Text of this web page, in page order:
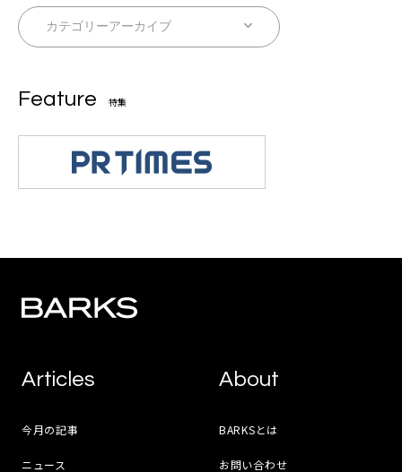
Feature 特集
Articles
今月の記事
ニュース
About
BARKSとは
お問い合わせ